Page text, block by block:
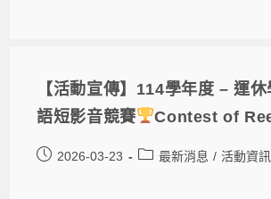
【活動宣傳】114學年度 – 運
語短影音競賽
Contest of
2026-03-23 最新消息 / 活動資訊